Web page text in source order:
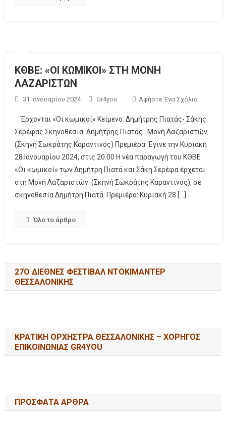
ΚΘΒΕ: «ΟΙ ΚΩΜΙΚΟΙ» ΣΤΗ ΜΟΝΗ
ΛΑΖΑΡΙΣΤΩΝ
31 Ιανουαρίου 2024 Gr4you Αφήστε Ένα Σχόλιο
Έρχονται «Οι κωμικοί» Κείμενο: Δημήτρης Πιατάς- Σάκης
Σερέφας Σκηνοθεσία: Δημήτρης Πιατάς Μονή Λαζαριστών
(Σκηνή Σωκράτης Καραντινός) Πρεμιέρα: Έγινε την Κυριακή
28 Ιανουαρίου 2024, στις 20.00 Η νέα παραγωγή του ΚΘΒΕ
«Οι κωμικοί» των Δημήτρη Πιατά και Σάκη Σερέφα έρχεται
στη Μονή Λαζαριστών (Σκηνή Σωκράτης Καραντινός), σε
σκηνοθεσία Δημήτρη Πιατά. Πρεμιέρα: Κυριακή 28 […]
Όλο το άρθρο
27Ο ΔΙΕΘΝΕΣ ΦΕΣΤΙΒΑΛ ΝΤΟΚΙΜΑΝΤΕΡ
ΘΕΣΣΑΛΟΝΙΚΗΣ
ΚΡΑΤΙΚΗ ΟΡΧΗΣΤΡΑ ΘΕΣΣΑΛΟΝΙΚΗΣ – ΧΟΡΗΓΟΣ
ΕΠΙΚΟΙΝΩΝΙΑΣ GR4YOU
ΠΡΟΣΦΑΤΑ ΑΡΘΡΑ